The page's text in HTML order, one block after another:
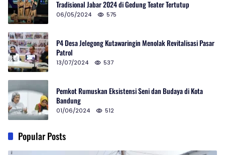
Tradisional Jabar 2024 di Gedung Teater Tertutup
06/05/2024 575
P4 Desa Jelegong Kutawaringin Menolak Revitalisasi Pasar
Patrol
13/07/2024 537
Pemkot Rumuskan Eksistensi Seni dan Budaya di Kota
Bandung
01/06/2024 512
Popular Posts